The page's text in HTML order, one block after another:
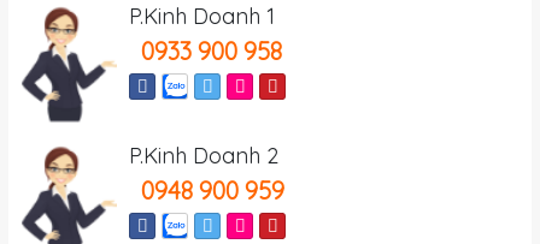
P.Kinh Doanh 1
0933 900 958
P.Kinh Doanh 2
0948 900 959